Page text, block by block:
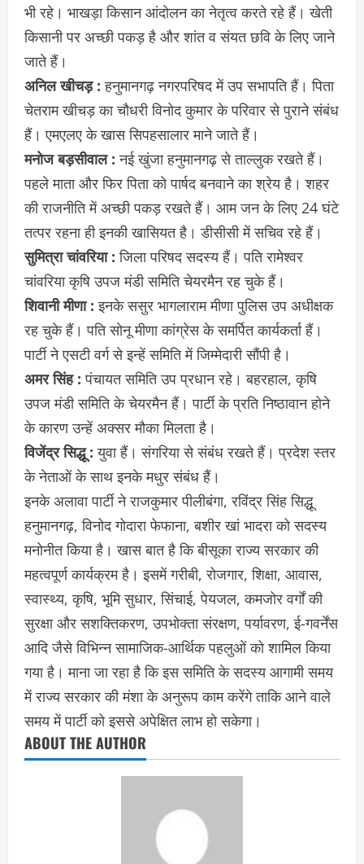
भी रहे। भाखड़ा किसान आंदोलन का नेतृत्व करते रहे हैं। खेती
किसानी पर अच्छी पकड़ है और शांत व संयत छवि के लिए जाने
जाते हैं।
अनिल खीचड़ : हनुमानगढ़ नगरपरिषद में उप सभापति हैं। पिता
चेतराम खीचड़ का चौधरी विनोद कुमार के परिवार से पुराने संबंध
हैं। एमएलए के खास सिपहसालार माने जाते हैं।
मनोज बड़सीवाल : नई खुंजा हनुमानगढ़ से ताल्लुक रखते हैं।
पहले माता और फिर पिता को पार्षद बनवाने का श्रेय है। शहर
की राजनीति में अच्छी पकड़ रखते हैं। आम जन के लिए 24 घंटे
तत्पर रहना ही इनकी खासियत है। डीसीसी में सचिव रहे हैं।
सुमित्रा चांवरिया : जिला परिषद सदस्य हैं। पति रामेश्वर
चांवरिया कृषि उपज मंडी समिति चेयरमैन रह चुके हैं।
शिवानी मीणा :इनके ससुर भागलाराम मीणा पुलिस उप अधीक्षक
रह चुके हैं। पति सोनू मीणा कांग्रेस के समर्पित कार्यकर्ता हैं।
पार्टी ने एसटी वर्ग से इन्हें समिति में जिम्मेदारी सौंपी है।
अमर सिंह :पंचायत समिति उप प्रधान रहे। बहरहाल, कृषि
उपज मंडी समिति के चेयरमैन हैं। पार्टी के प्रति निष्ठावान होने
के कारण उन्हें अक्सर मौका मिलता है।
विजेंद्र सिद्धू :युवा हैं। संगरिया से संबंध रखते हैं। प्रदेश स्तर
के नेताओं के साथ इनके मधुर संबंध हैं।
इनके अलावा पार्टी ने राजकुमार पीलीबंगा, रविंद्र सिंह सिद्धू
हनुमानगढ़, विनोद गोदारा फेफाना, बशीर खां भादरा को सदस्य
मनोनीत किया है। खास बात है कि बीसूका राज्य सरकार की
महत्वपूर्ण कार्यक्रम है। इसमें गरीबी, रोजगार, शिक्षा, आवास,
स्वास्थ्य, कृषि, भूमि सुधार, सिंचाई, पेयजल, कमजोर वर्गों की
सुरक्षा और सशक्तिकरण, उपभोक्ता संरक्षण, पर्यावरण, ई-गवर्नेंस
आदि जैसे विभिन्न सामाजिक-आर्थिक पहलुओं को शामिल किया
गया है। माना जा रहा है कि इस समिति के सदस्य आगामी समय
में राज्य सरकार की मंशा के अनुरूप काम करेंगे ताकि आने वाले
समय में पार्टी को इससे अपेक्षित लाभ हो सकेगा।
ABOUT THE AUTHOR